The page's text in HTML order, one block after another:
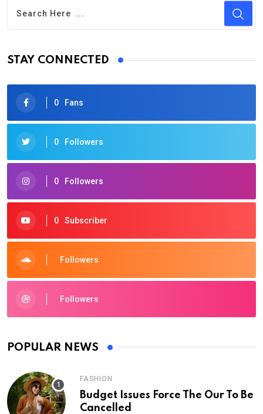
STAY CONNECTED
0 Fans
0 Followers
0 Followers
0 Subscriber
Followers
Followers
POPULAR NEWS
FASHION
Budget Issues Force The Our To Be
Cancelled